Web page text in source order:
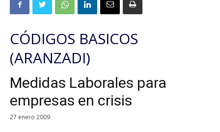
CÓDIGOS BASICOS
(ARANZADI)
Medidas Laborales para
empresas en crisis
27 enero 2009